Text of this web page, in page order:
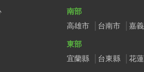
南部
高雄市
台南市 嘉
東部
宜蘭縣
台東縣 花